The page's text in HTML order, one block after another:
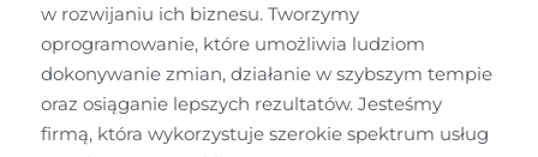
w rozwijaniu ich biznesu. Tworzymy
oprogramowanie, które umożliwia ludziom
dokonywanie zmian, działanie w szybszym tempie
oraz osiąganie lepszych rezultatów. Jesteśmy
firmą, która wykorzystuje szerokie spektrum usług